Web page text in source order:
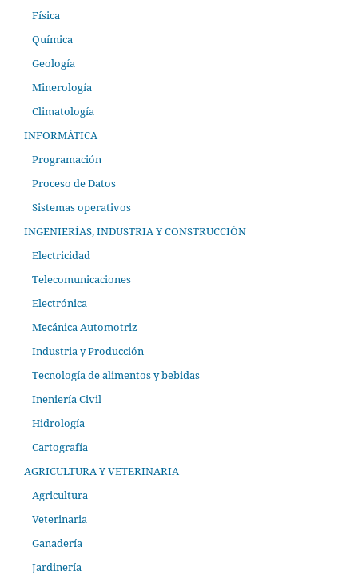
Física
Química
Geología
Minerología
Climatología
INFORMÁTICA
Programación
Proceso de Datos
Sistemas operativos
INGENIERÍAS, INDUSTRIA Y CONSTRUCCIÓN
Electricidad
Telecomunicaciones
Electrónica
Mecánica Automotriz
Industria y Producción
Tecnología de alimentos y bebidas
Ineniería Civil
Hidrología
Cartografía
AGRICULTURA Y VETERINARIA
Agricultura
Veterinaria
Ganadería
Jardinería